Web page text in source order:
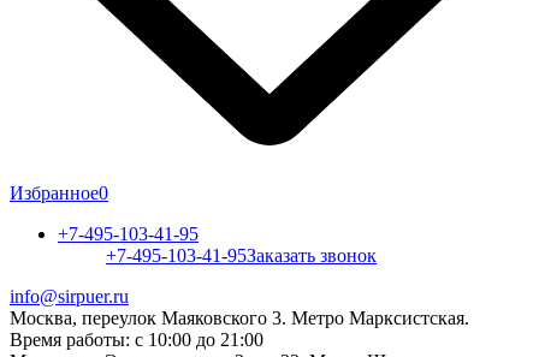
Избранное0
+7-495-103-41-95
+7-495-103-41-95Заказать звонок
info@sirpuer.ru
Москва, переулок Маяковского 3. Метро Марксистская.
Время работы: с 10:00 до 21:00